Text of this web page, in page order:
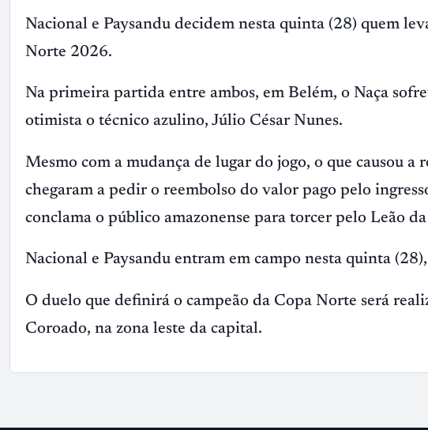
Nacional e Paysandu decidem nesta quinta (28) quem
Norte 2026.
Na primeira partida entre ambos, em Belém, o Naça
otimista o técnico azulino, Júlio César Nunes.
Mesmo com a mudança de lugar do jogo, o que causou a
chegaram a pedir o reembolso do valor pago pelo
conclama o público amazonense para torcer pelo Leão
Nacional e Paysandu entram em campo nesta quinta
O duelo que definirá o campeão da Copa Norte será
Coroado, na zona leste da capital.